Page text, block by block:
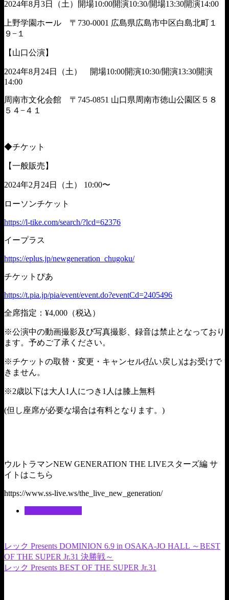
2024年8月3日（土）開場10:00開演10:30/開場13:30開演14:00
上野学園ホール 〒730-0001 広島県広島市中区白島北町１
９−１
【山口公演】
2024年8月24日（土） 開場10:00開演10:30/開演13:30開演
14:00
周南市文化会館 〒745-0851 山口県周南市徳山公園区５８
５４−４１
◆チケット
【一般販売】
2024年2月24日（土） 10:00〜
ローソンチケット
https://l-tike.com/search/?lcd=62376
イープラス
https://eplus.jp/newgeneration_chugoku/
チケットぴあ
https://t.pia.jp/pia/event/event.do?eventCd=2405496
全席指定：¥4,000（税込）
※公演中の動画撮影及び写真撮影、録音は禁止となっており
ます。予めご了承ください。
※チケットの取替・変更・キャンセル(払い戻し)はお受けで
きません。
※2歳以下は大人1人につき1人は膝上無料
(但し座席が必要な場合は有料となります。)
ウルトラマンNEW GENERATION THE LIVEスターズ編 サ
イトはこちら
https://www.ss-live.ws/the_live_new_generation/
レック Presents DOMINION 6.9 in OSAKA-JO HALL ～BEST
OF THE SUPER Jr.31 決勝戦～
レック Presents BEST OF THE SUPER Jr.31